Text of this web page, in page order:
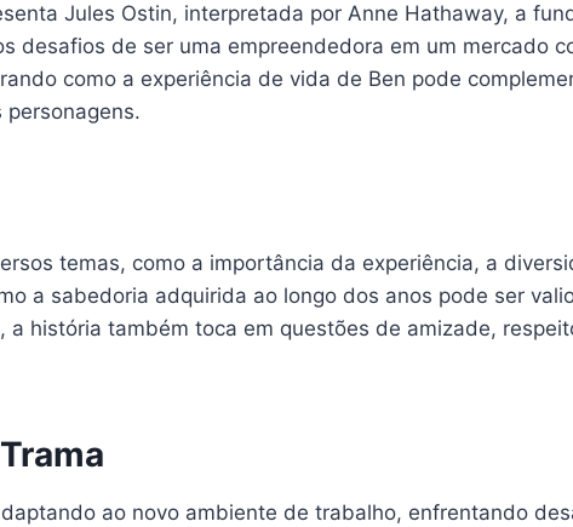
Jules Ostin, interpretada por Anne Hathaway, a
desafios de ser uma empreendedora em um mercado
como a experiência de vida de Ben pode
temas, como a importância da experiência, a
a sabedoria adquirida ao longo dos anos pode ser
a história também toca em questões de amizade,
ao novo ambiente de trabalho, enfrentando